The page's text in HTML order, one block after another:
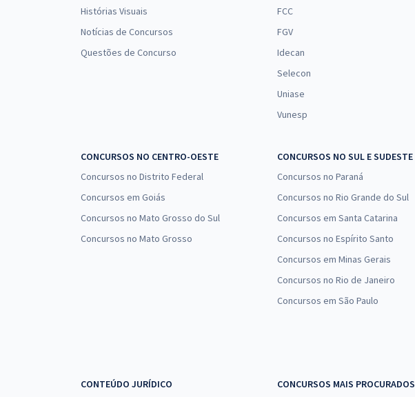
Histórias Visuais
Notícias de Concursos
Questões de Concurso
FCC
FGV
Idecan
Selecon
Uniase
Vunesp
CONCURSOS NO CENTRO-OESTE
Concursos no Distrito Federal
Concursos em Goiás
Concursos no Mato Grosso do Sul
Concursos no Mato Grosso
CONCURSOS NO SUL E SUDESTE
Concursos no Paraná
Concursos no Rio Grande do Sul
Concursos em Santa Catarina
Concursos no Espírito Santo
Concursos em Minas Gerais
Concursos no Rio de Janeiro
Concursos em São Paulo
CONTEÚDO JURÍDICO
CONCURSOS MAIS PROCURADOS